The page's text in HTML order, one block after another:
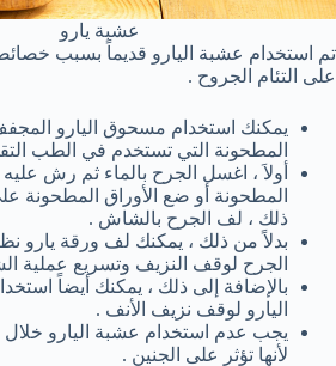
عشبة يارو
تم استخدام عشبة اليارو قديماً بسبب
على التئام الجروح .
يمكنك استخدام مسحوق اليارو
المطحونة التي تستخدم في الطب
أولاَ ، اغسل الجرح بالماء ثم رش
المطحونة أو ضع الأوراق المطحونة
ذلك ، لف الجرح بالشاش .
بدلاً من ذلك ، يمكنك لف ورقة يارو
الجرح لوقف النزيف وتسريع عملية
بالإضافة إلى ذلك ، يمكنك أيضاً
اليارو لوقف نزيف الأنف .
يجب عدم استخدام عشبة اليارو
لأنها تؤثر على الجنين .